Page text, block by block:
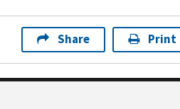
Share Print